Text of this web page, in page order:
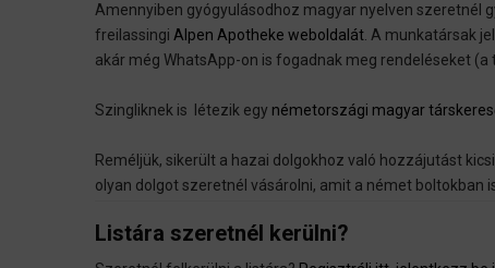
Amennyiben gyógyulásodhoz magyar nyelven szeretnél
freilassingi Alpen Apotheke weboldalát . A munkatársak
akár még WhatsApp-on is fogadnak meg rendeléseket
Szingliknek is létezik egy németországi magyar
Reméljük, sikerült a hazai dolgokhoz való hozzájutást
olyan dolgot szeretnél vásárolni, amit a német boltokban
Listára szeretnél kerülni?